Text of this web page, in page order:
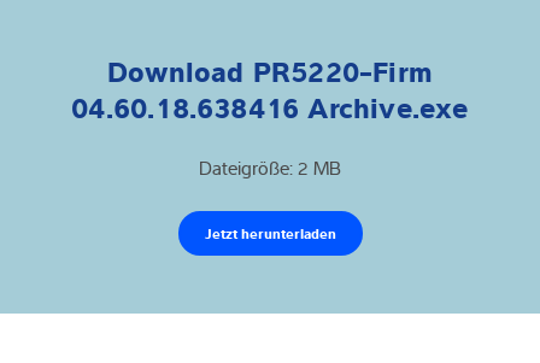
Download PR5220-Firm
04.60.18.638416 Archive.exe
Dateigröße: 2 MB
Jetzt herunterladen